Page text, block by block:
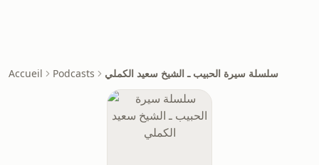
Accueil Podcasts سلسلة سيرة الحبيب ـ الشيخ سعيد الكملي